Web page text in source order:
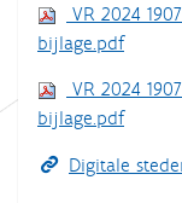
VR 2024
bijlage.pdf
VR 2024
bijlage.pdf
Digitale